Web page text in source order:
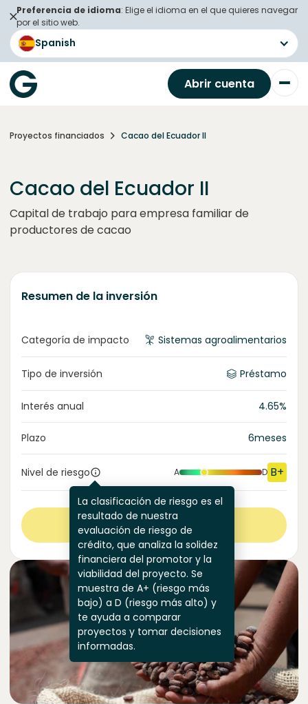
Preferencia de idioma: Elige el idioma en el que quieres navegar
por el sitio web.
Spanish
Abrir cuenta
Proyectos financiados Cacao del Ecuador II
Cacao del Ecuador II
Capital de trabajo para empresa familiar de
productores de cacao
Resumen de la inversión
Categoría de impacto Sistemas agroalimentarios
Tipo de inversión Préstamo
Interés anual 4.65%
Plazo 6meses
Nivel de riesgo
La clasificación de riesgo es el
resultado de nuestra
evaluación de riesgo de
crédito, que analiza la solidez
financiera del promotor y la
viabilidad del proyecto. Se
muestra de A+ (riesgo más
bajo) a D (riesgo más alto) y
te ayuda a comparar
proyectos y tomar decisiones
informadas.
A D B+
Ver más